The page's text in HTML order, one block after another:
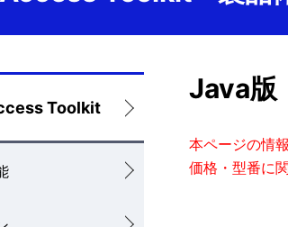
Toolkit
Java版
本ページの情
価格・型番に